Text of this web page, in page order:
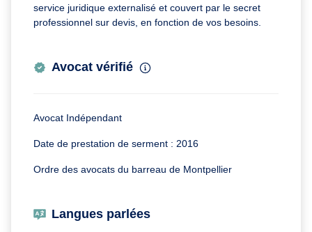
service juridique externalisé et couvert par le secret
professionnel sur devis, en fonction de vos besoins.
Avocat vérifié
Avocat Indépendant
Date de prestation de serment : 2016
Ordre des avocats du barreau de Montpellier
Langues parlées